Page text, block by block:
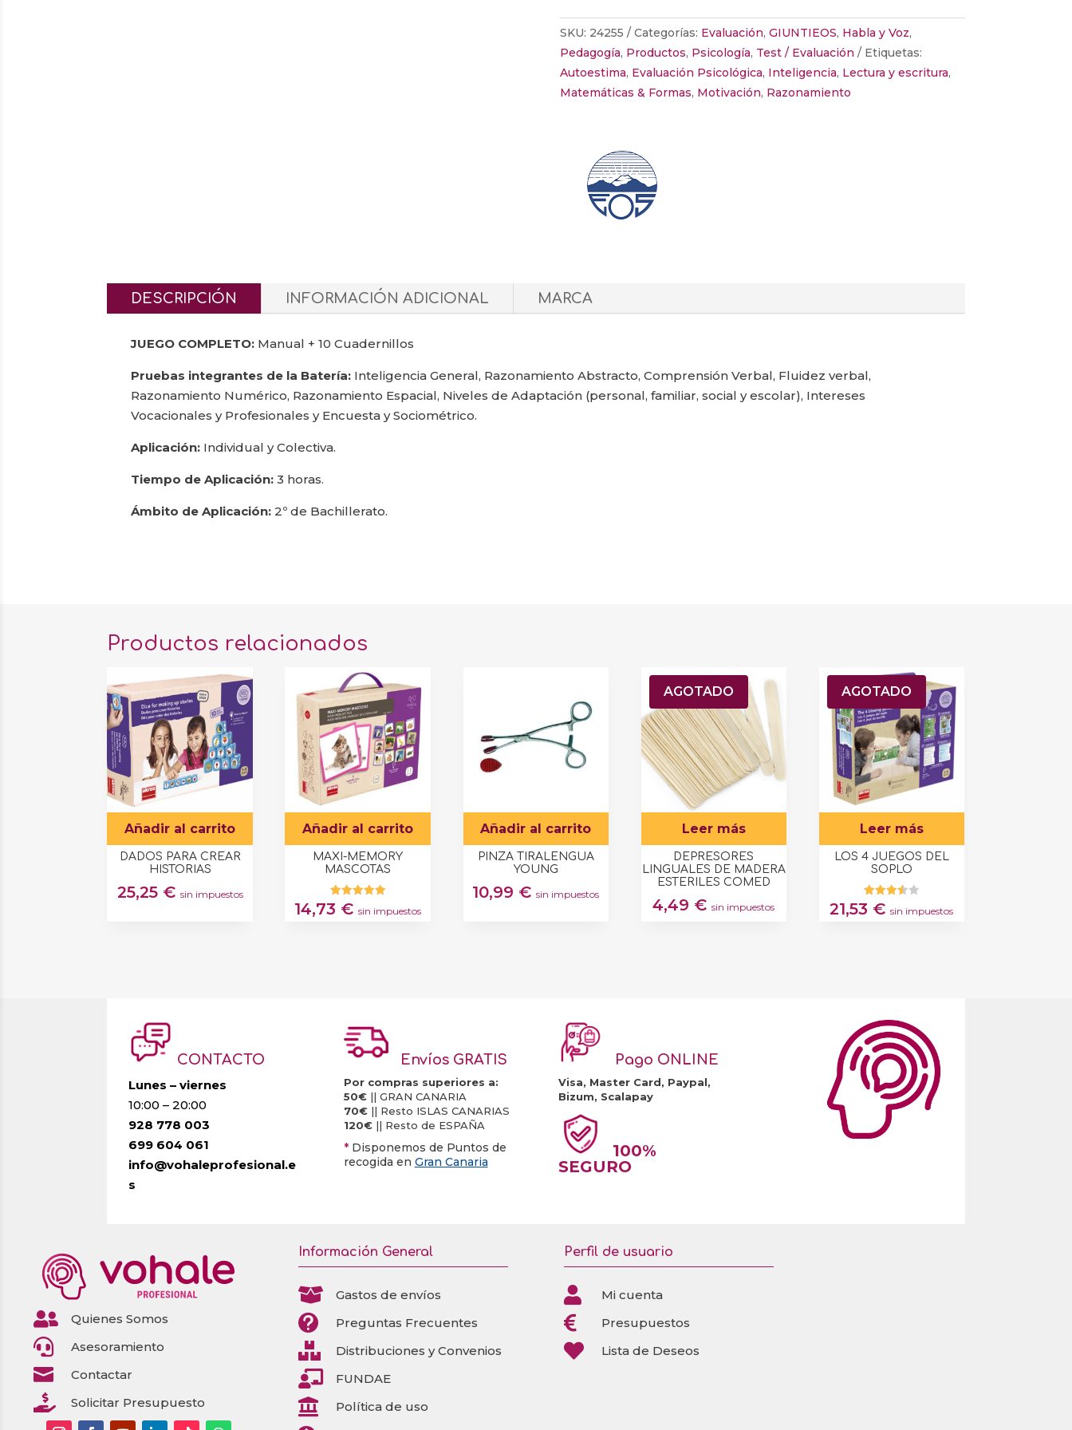
SKU: 24255 Categorías: Evaluación, GIUNTIEOS, Habla y Voz,
Pedagogía, Productos, Psicología, Test / Evaluación
Etiquetas:
Autoestima, Evaluación Psicológica, Inteligencia, Lectura y escritura,
Matemáticas & Formas, Motivación, Razonamiento
DESCRIPCIÓN INFORMACIÓN ADICIONAL MARCA
JUEGO COMPLETO: Manual + 10 Cuadernillos
Pruebas integrantes de la Batería: Inteligencia General, Razonamiento Abstracto, Comprensión Verbal, Fluidez verbal,
Razonamiento Numérico, Razonamiento Espacial, Niveles de Adaptación (personal, familiar, social y escolar), Intereses
Vocacionales y Profesionales y Encuesta y Sociométrico.
Aplicación: Individual y Colectiva.
Tiempo de Aplicación: 3 horas.
Ámbito de Aplicación: 2º de Bachillerato.
Productos relacionados
Añadir al carrito
DADOS PARA CREAR
HISTORIAS
25,25 € sin impuestos
Añadir al carrito
MAXI-MEMORY
MASCOTAS
Valorado
con
14,73 € sin impuestos
Añadir al carrito
PINZA TIRALENGUA
YOUNG
10,99 € sin impuestos
AGOTADO
Leer más
DEPRESORES
LINGUALES DE MADERA
ESTERILES COMED
4,49 € sin impuestos
AGOTADO
Leer más
LOS 4 JUEGOS DEL
SOPLO
Valorad
o con
21,53 € sin impuestos
CONTACTO
Lunes – viernes
10:00 – 20:00
928 778 003
699 604 061
info@vohaleprofesional.e
s
Envíos GRATIS
Por compras superiores a:
50€|| GRAN CANARIA
70€|| Resto ISLAS CANARIAS
120€|| Resto de ESPAÑA
* Disponemos de Puntos de
recogida en Gran Canaria
Pago ONLINE
Visa, Master Card, Paypal,
Bizum, Scalapay
100%
SEGURO
 Quienes Somos
 Asesoramiento
 Contactar
 Solicitar Presupuesto
Información General
 Gastos de envíos
 Preguntas Frecuentes
 Distribuciones y Convenios
 FUNDAE
 Política de uso
Perfil de usuario
 Mi cuenta
 Presupuestos
 Lista de Deseos